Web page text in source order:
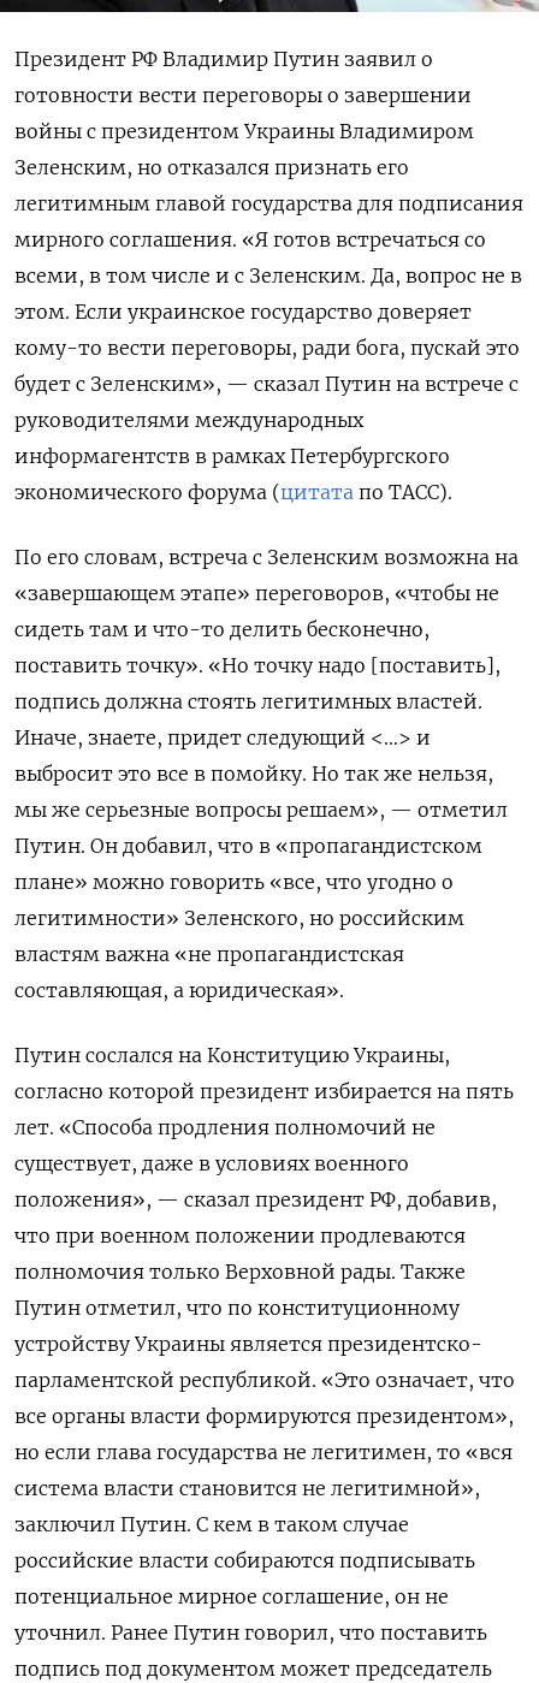
Президент РФ Владимир Путин заявил о
готовности вести переговоры о завершении
войны с президентом Украины Владимиром
Зеленским, но отказался признать его
легитимным главой государства для подписания
мирного соглашения. «Я готов встречаться со
всеми, в том числе и с Зеленским. Да, вопрос не в
этом. Если украинское государство доверяет
кому-то вести переговоры, ради бога, пускай это
будет с Зеленским», — сказал Путин на встрече с
руководителями международных
информагентств в рамках Петербургского
экономического форума (цитата по ТАСС).
По его словам, встреча с Зеленским возможна на
«завершающем этапе» переговоров, «чтобы не
сидеть там и что-то делить бесконечно,
поставить точку». «Но точку надо [поставить],
подпись должна стоять легитимных властей.
Иначе, знаете, придет следующий <…> и
выбросит это все в помойку. Но так же нельзя,
мы же серьезные вопросы решаем», — отметил
Путин. Он добавил, что в «пропагандистском
плане» можно говорить «все, что угодно о
легитимности» Зеленского, но российским
властям важна «не пропагандистская
составляющая, а юридическая».
Путин сослался на Конституцию Украины,
согласно которой президент избирается на пять
лет. «Способа продления полномочий не
существует, даже в условиях военного
положения», — сказал президент РФ, добавив,
что при военном положении продлеваются
полномочия только Верховной рады. Также
Путин отметил, что по конституционному
устройству Украины является президентско-
парламентской республикой. «Это означает, что
все органы власти формируются президентом»,
но если глава государства не легитимен, то «вся
система власти становится не легитимной»,
заключил Путин. С кем в таком случае
российские власти собираются подписывать
потенциальное мирное соглашение, он не
уточнил. Ранее Путин говорил, что поставить
подпись под документом может председатель